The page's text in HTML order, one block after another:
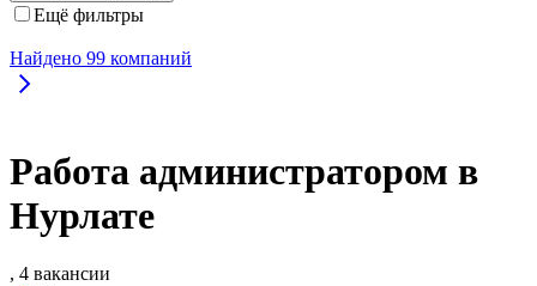
Ещё фильтры
Найдено 99 компаний
Работа администратором в
Нурлате
, 4 вакансии